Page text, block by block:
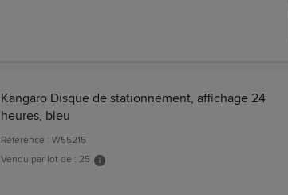
Kangaro Disque de stationnement, affichage 24
heures, bleu
Référence : W55215
Vendu par lot de : 25